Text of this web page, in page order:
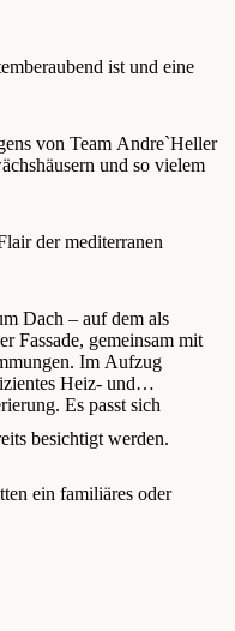
ist und eine
von Team Andre`Heller
und so vielem
der mediterranen
Dach – auf dem als
Fassade, gemeinsam mit
Im Aufzug
Heiz- und
Es passt sich
besichtigt werden.
ein familiäres oder